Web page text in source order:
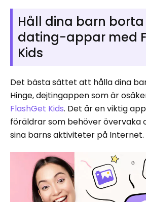
Håll dina barn
dating-appar med
Kids
Det bästa sättet att hålla dina
Hinge, dejtingappen som är
FlashGet Kids. Det är en viktig
föräldrar som behöver övervaka
sina barns aktiviteter på Internet.